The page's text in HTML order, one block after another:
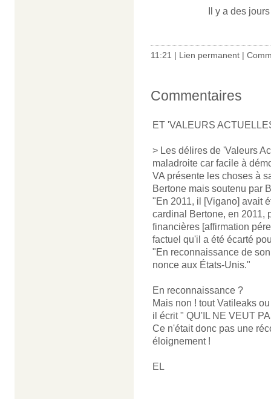
Il y a des
11:21 | Lien permanent |
Commentaires
ET 'VALEURS
> Les délires de 'Valeurs
maladroite car facile à
VA présente les choses à
Bertone mais soutenu par
"En 2011, il [Vigano] avait
cardinal Bertone, en 2011,
financières [affirmation
factuel qu'il a été écarté
"En reconnaissance de
nonce aux États-Unis."
En reconnaissance ?
Mais non ! tout Vatileaks
il écrit " QU'IL NE VEUT
Ce n'était donc pas une
éloignement !
EL